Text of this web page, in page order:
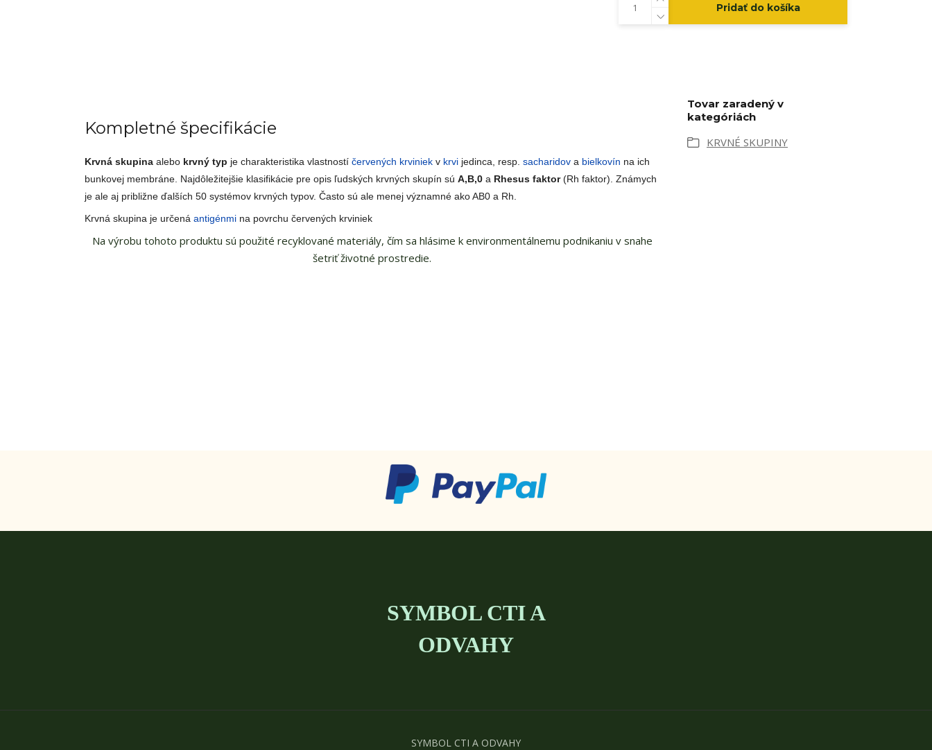
Pridať do košíka
Kompletné špecifikácie
Krvná skupina alebo krvný typ je charakteristika vlastností červených krviniek v krvi jedinca, resp. sacharidov a bielkovín na ich
bunkovej membráne. Najdôležitejšie klasifikácie pre opis ľudských krvných skupín sú A,B,0 a Rhesus faktor(Rh faktor). Známych
je ale aj približne ďalších 50 systémov krvných typov. Často sú ale menej významné ako AB0 a Rh.
Krvná skupina je určená antigénmi na povrchu červených krviniek
Na výrobu tohoto produktu sú použité recyklované materiály, čím sa hlásime k environmentálnemu podnikaniu v snahe
šetriť životné prostredie.
Tovar zaradený v
kategóriách
KRVNÉ SKUPINY
SYMBOL CTI A
ODVAHY
SYMBOL CTI A ODVAHY